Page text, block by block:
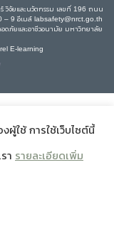
วิจัยและนวัตกรรม เลขที่ 196 ถนน
– 9 อีเมล์ labsafety@nrct.go.th
ภัยและอาชีวอนามัย มหาวิทยาลัย
E-learning
ผู้ใช้ การใช้เว็บไซต์นี้
า รายละเอียดเพิ่ม